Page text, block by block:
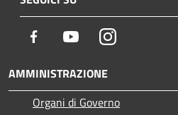
Facebook YoutubeInstagram
AMMINISTRAZIONE
Organi di Governo